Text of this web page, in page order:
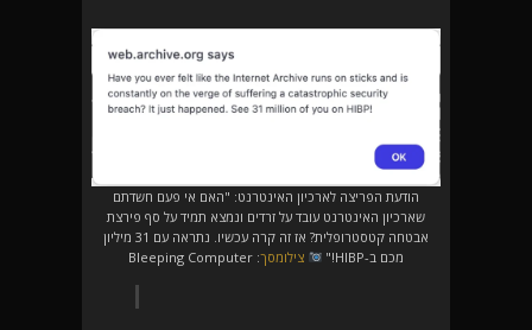
הודעת הפריצה לארכיון האינטרנט: "האם אי פעם חשדתם
שארכיון האינטרנט עובד על זרדים ונמצא תמיד על סף פירצת
אבטחה קטסטרופלית? אז זה קרה עכשיו. נתראה עם 31 מיליון
מכם ב-HIBP!"
צילומסך: Bleeping Computer